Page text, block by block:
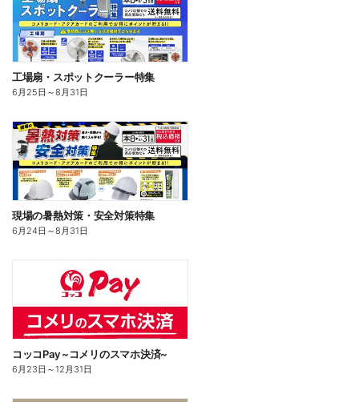
工場扇・スポットクーラー特集
6月25日 ～8月31日
現場の暑熱対策・安全対策特集
6月24日 ～8月31日
コッコPay ~コメリのスマホ決済~
6月23日 ～12月31日